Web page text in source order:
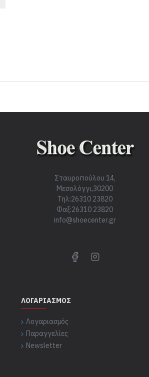
Σταυροπούλου 14,
Μεσολόγγι,30200
Τηλ:26310 23820
Φαξ:26310 23820
info@shoecenter.gr
ΛΟΓΑΡΙΑΣΜΌΣ
Λογαριασμός
Παραγγελίες
Newsletter